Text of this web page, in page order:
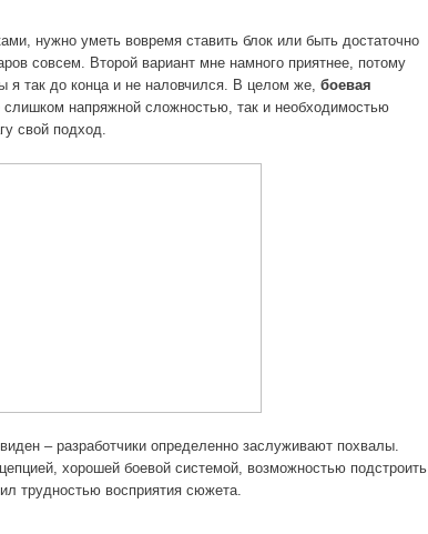
нужно уметь вовремя ставить блок или быть достаточно
совсем. Второй вариант мне намного приятнее, потому
я так до конца и не наловчился. В целом же, боевая
слишком напряжной сложностью, так и необходимостью
свой подход.
– разработчики определенно заслуживают похвалы.
хорошей боевой системой, возможностью подстроить
трудностью восприятия сюжета.